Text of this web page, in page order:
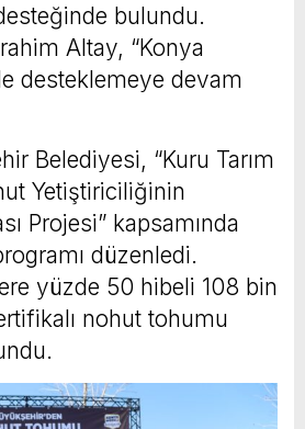
bulundu.
Altay, “Konya
desteklemeye devam
Belediyesi, “Kuru Tarım
Yetiştiriciliğinin
Projesi” kapsamında
düzenledi.
yüzde 50 hibeli 108 bin
nohut tohumu